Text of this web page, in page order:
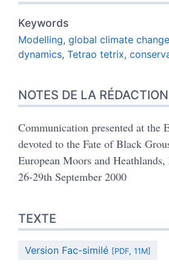
Keywords
Modelling, global climate change
dynamics, Tetrao tetrix,
NOTES DE LA RÉDACTION
Communication presented at the
devoted to the Fate of Black
European Moors and
26-29th September 2000
TEXTE
Version Fac-similé [PDF, 11M]